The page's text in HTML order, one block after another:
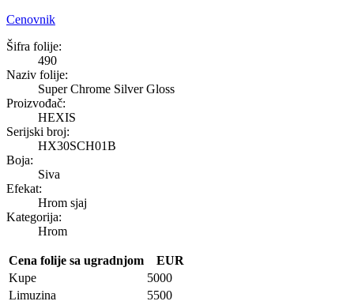
Cenovnik
Super Chrome Silver Gloss
Šifra folije:
490
Naziv folije:
Super Chrome Silver Gloss
Proizvođač:
HEXIS
Serijski broj:
HX30SCH01B
Boja:
Siva
Efekat:
Hrom sjaj
Kategorija:
Hrom
Cena folije sa ugradnjom
EUR
Kupe
5000
Limuzina
5500